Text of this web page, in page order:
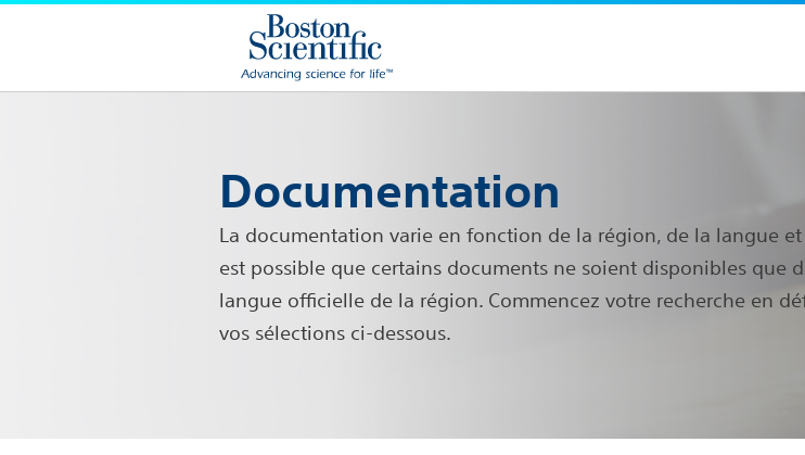
Documentation
La documentation varie en fonction de la région, de la langue
est possible que certains documents ne soient disponibles que
langue officielle de la région. Commencez votre recherche en
vos sélections ci-dessous.